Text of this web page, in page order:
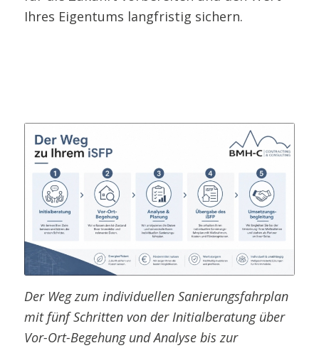
Ihres Eigentums langfristig sichern.
Der Weg zum individuellen Sanierungsfahrplan
mit fünf Schritten von der Initialberatung über
Vor-Ort-Begehung und Analyse bis zur